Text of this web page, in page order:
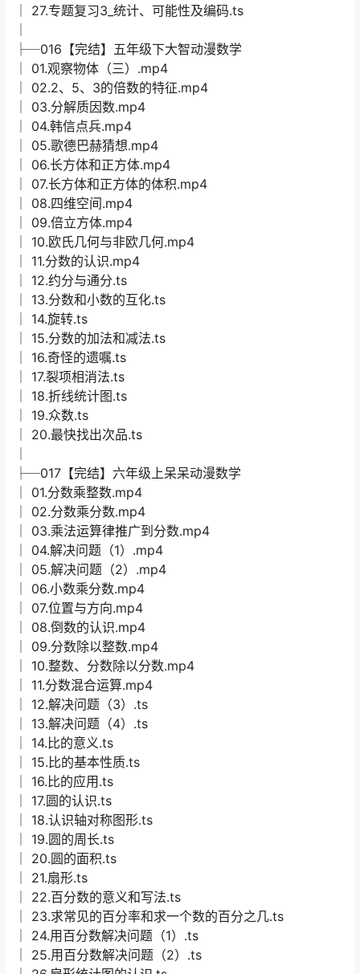
│ 27.专题复习3_统计、可能性及编码.ts
├─016【完结】五年级下大智动漫数学
│ 01.观察物体（三）.mp4
│ 02.2、5、3的倍数的特征.mp4
│ 03.分解质因数.mp4
│ 04.韩信点兵.mp4
│ 05.歌德巴赫猜想.mp4
│ 06.长方体和正方体.mp4
│ 07.长方体和正方体的体积.mp4
│ 08.四维空间.mp4
│ 09.倍立方体.mp4
│ 10.欧氏几何与非欧几何.mp4
│ 11.分数的认识.mp4
│ 12.约分与通分.ts
│ 13.分数和小数的互化.ts
│ 14.旋转.ts
│ 15.分数的加法和减法.ts
│ 16.奇怪的遗嘱.ts
│ 17.裂项相消法.ts
│ 18.折线统计图.ts
│ 19.众数.ts
│ 20.最快找出次品.ts
├─017【完结】六年级上呆呆动漫数学
│ 01.分数乘整数.mp4
│ 02.分数乘分数.mp4
│ 03.乘法运算律推广到分数.mp4
│ 04.解决问题（1）.mp4
│ 05.解决问题（2）.mp4
│ 06.小数乘分数.mp4
│ 07.位置与方向.mp4
│ 08.倒数的认识.mp4
│ 09.分数除以整数.mp4
│ 10.整数、分数除以分数.mp4
│ 11.分数混合运算.mp4
│ 12.解决问题（3）.ts
│ 13.解决问题（4）.ts
│ 14.比的意义.ts
│ 15.比的基本性质.ts
│ 16.比的应用.ts
│ 17.圆的认识.ts
│ 18.认识轴对称图形.ts
│ 19.圆的周长.ts
│ 20.圆的面积.ts
│ 21.扇形.ts
│ 22.百分数的意义和写法.ts
│ 23.求常见的百分率和求一个数的百分之几.ts
│ 24.用百分数解决问题（1）.ts
│ 25.用百分数解决问题（2）.ts